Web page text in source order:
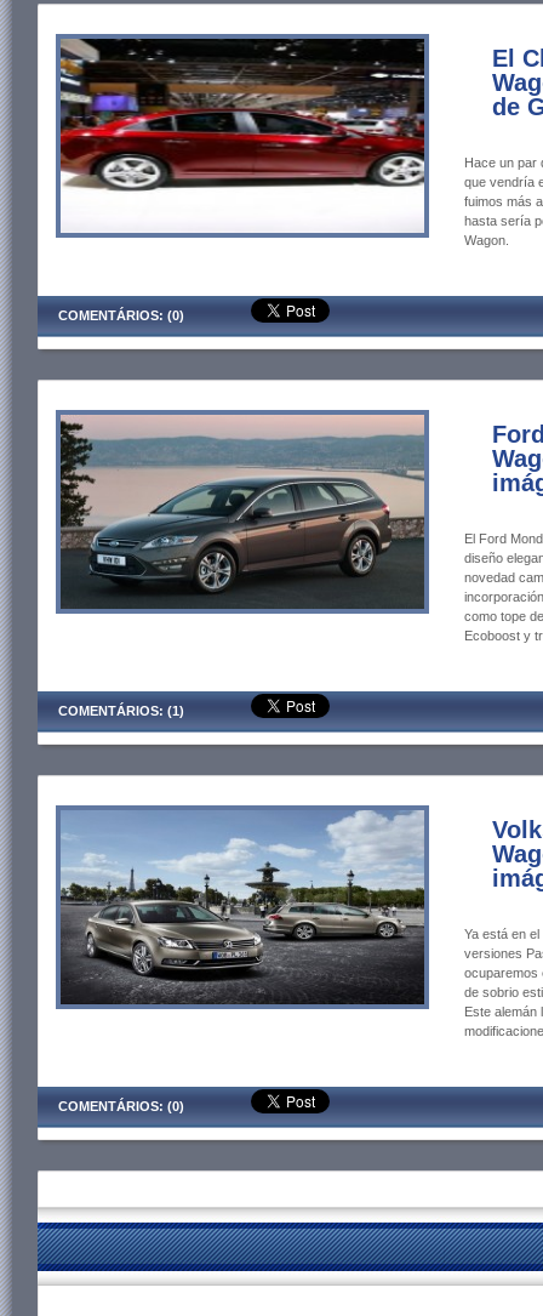
El
de
Hace un par
que vendría
fuimos más
hasta sería
Wagon.
COMENTÁRIOS: (0)
El Ford
diseño
novedad
como tope
Ecoboost y
COMENTÁRIOS: (1)
Ya está en
versiones
ocuparemos
de sobrio
Este alemán
COMENTÁRIOS: (0)